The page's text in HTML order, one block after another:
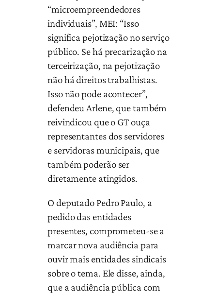
“microempreendedores
individuais”, MEI: “Isso
significa pejotização no serviço
público. Se há precarização na
terceirização, na pejotização
não há direitos trabalhistas.
Isso não pode acontecer”,
defendeu Arlene, que também
reivindicou que o GT ouça
representantes dos servidores
e servidoras municipais, que
também poderão ser
diretamente atingidos.
O deputado Pedro Paulo, a
pedido das entidades
presentes, comprometeu-se a
marcar nova audiência para
ouvir mais entidades sindicais
sobre o tema. Ele disse, ainda,
que a audiência pública com